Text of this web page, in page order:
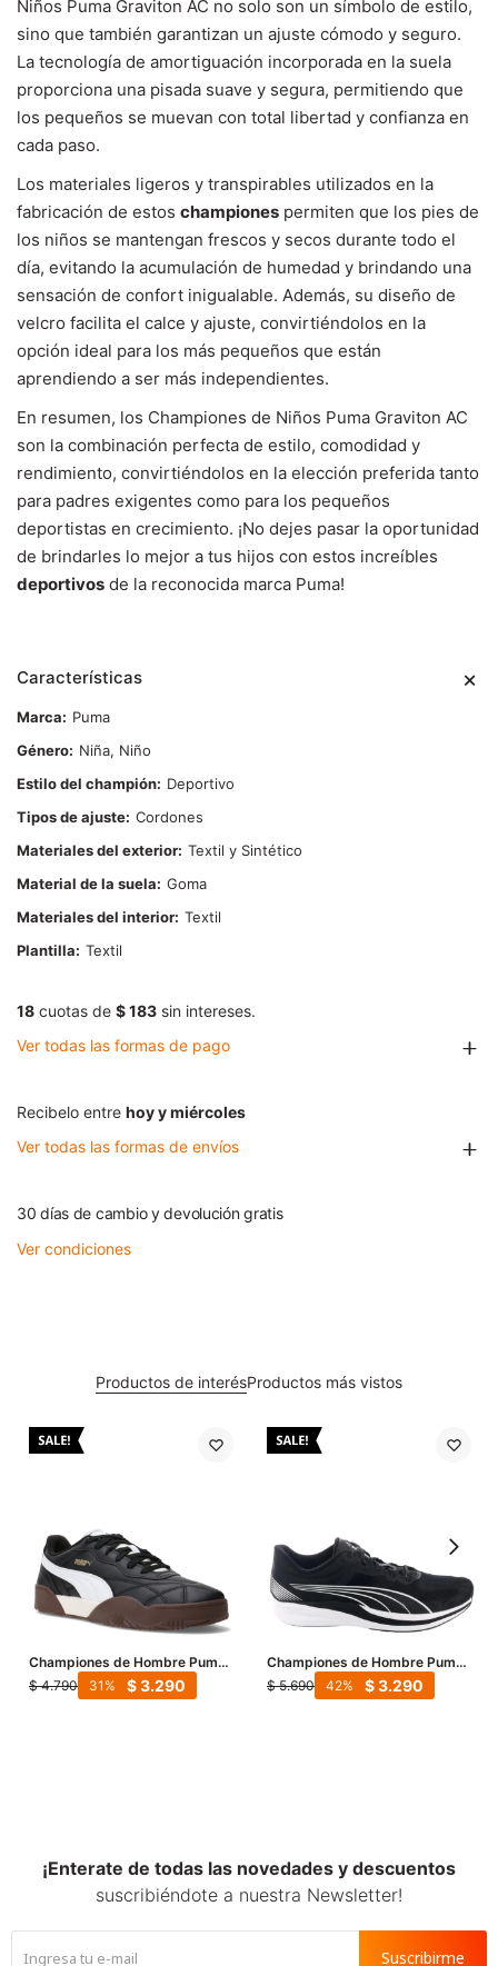
Niños Puma Graviton AC no solo son un símbolo de estilo,
sino que también garantizan un ajuste cómodo y seguro.
La tecnología de amortiguación incorporada en la suela
proporciona una pisada suave y segura, permitiendo que
los pequeños se muevan con total libertad y confianza en
cada paso.
Los materiales ligeros y transpirables utilizados en la
fabricación de estos championes permiten que los pies de
los niños se mantengan frescos y secos durante todo el
día, evitando la acumulación de humedad y brindando una
sensación de confort inigualable. Además, su diseño de
velcro facilita el calce y ajuste, convirtiéndolos en la
opción ideal para los más pequeños que están
aprendiendo a ser más independientes.
En resumen, los Championes de Niños Puma Graviton AC
son la combinación perfecta de estilo, comodidad y
rendimiento, convirtiéndolos en la elección preferida tanto
para padres exigentes como para los pequeños
deportistas en crecimiento. ¡No dejes pasar la oportunidad
de brindarles lo mejor a tus hijos con estos increíbles
deportivos de la reconocida marca Puma!
Características
Marca
Puma
Género
Niña, Niño
Estilo del champión
Deportivo
Tipos de ajuste Cordones
Materiales del exterior Textil y Sintético
Material de la suela
Goma
Materiales del interior Textil
Plantilla
Textil
18 cuotas de $ 183 sin intereses.
Ver todas las formas de pago
Recibelo entre hoy y miércoles
Ver todas las formas de envíos
30 días de cambio y devolución gratis
Ver condiciones
Productos de interésProductos más vistos
Championes de Hombre Puma
Tifosi - Negro - Blanco
$ 4.790 $3.290
31
Championes de Hombre Puma
Redeem Profoam - Negro -
$ 5.690 $3.290
42
¡Enterate de todas las novedades y descuentos
suscribiéndote a nuestra Newsletter!
Suscribirme